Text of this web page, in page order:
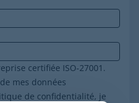
certifiée ISO-27001.
mes données
de confidentialité, je